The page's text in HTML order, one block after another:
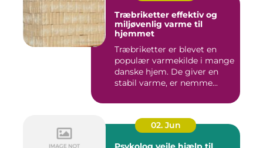
Træbriketter effektiv og
miljøvenlig varme til
hjemmet
Træbriketter er blevet en
populær varmekilde i mange
danske hjem. De giver en
stabil varme, er nemme...
02. Jun